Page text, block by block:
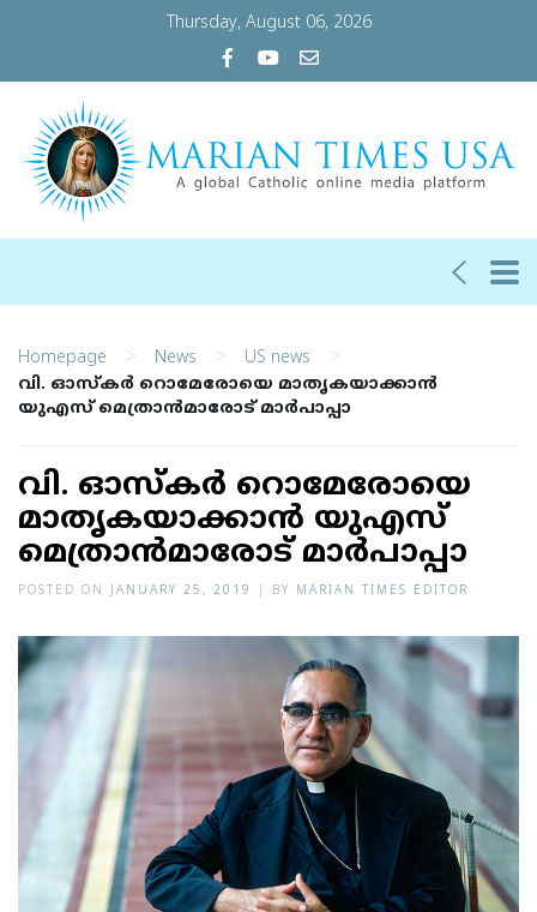
Thursday, August 06, 2026
Homepage > News > US news >
വി. ഓസ്‌കര്‍ റൊമേരോയെ മാതൃകയാക്കാന്‍
യുഎസ് മെത്രാന്‍മാരോട് മാര്‍പാപ്പാ
വി. ഓസ്‌കര്‍ റൊമേരോയെ
മാതൃകയാക്കാന്‍ യുഎസ്
മെത്രാന്‍മാരോട് മാര്‍പാപ്പാ
POSTED ON JANUARY 25, 2019 BY MARIAN TIMES EDITOR